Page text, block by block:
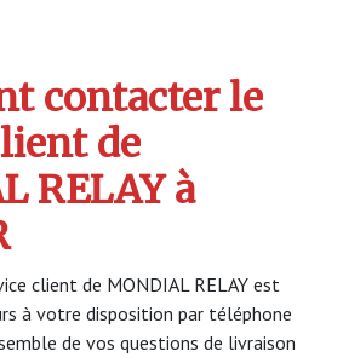
contacter le
de
RELAY à
client de MONDIAL RELAY est
à votre disposition par téléphone
de vos questions de livraison